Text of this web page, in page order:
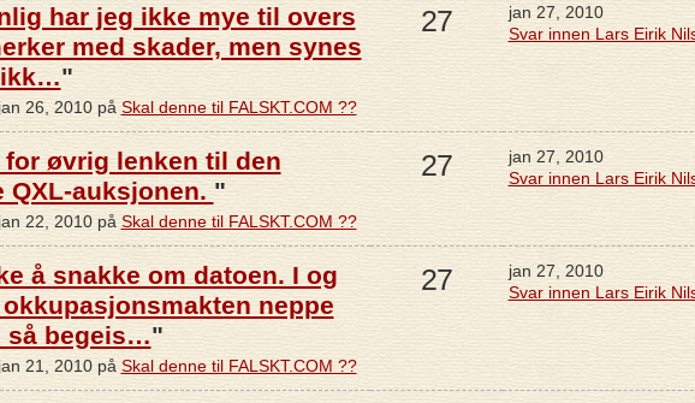
har jeg ikke mye til overs
med skader, men synes
ikk…"
26, 2010 på Skal denne til FALSKT.COM ??
27
jan 27, 2010
Svar innen Lars Eirik
for øvrig lenken til den
QXL-auksjonen. "
22, 2010 på Skal denne til FALSKT.COM ??
27
jan 27, 2010
Svar innen Lars Eirik
å snakke om datoen. I og
neppe
så begeis…"
21, 2010 på Skal denne til FALSKT.COM ??
27
jan 27, 2010
Svar innen Lars Eirik